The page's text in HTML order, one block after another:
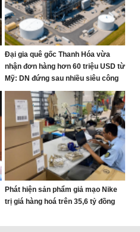
Đại gia quê gốc Thanh Hóa vừa
nhận đơn hàng hơn 60 triệu USD từ
Mỹ: DN đứng sau nhiều siêu công
trình thế giới, từ World Cup đến mái
vòm thép lớn nhất hành tinh
Phát hiện sản phẩm giả mạo Nike
trị giá hàng hoá trên 35,6 tỷ đồng